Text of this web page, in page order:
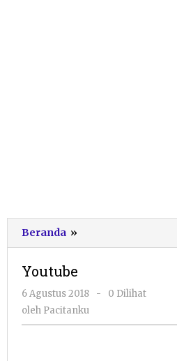
Beranda »
Youtube
6 Agustus 2018
oleh
-
0 Dilihat
oleh Pacitanku